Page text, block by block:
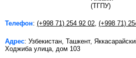
Телефон: (+998 71) 254 92 02 (+998 71)
Адрес: Узбекистан, Ташкент,
Ходжиба улица, дом 103